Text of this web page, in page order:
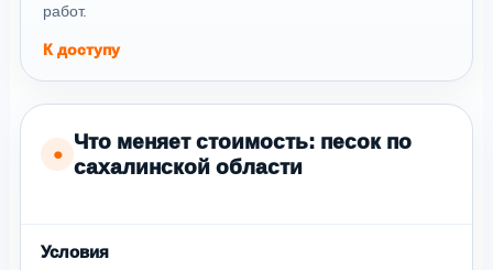
работ.
К доступу
●
Что меняет стоимость: песок по
сахалинской области
Условия